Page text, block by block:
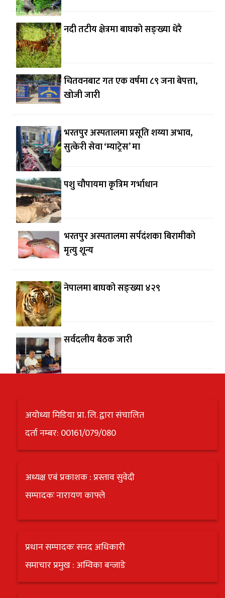
नदी तटीय क्षेत्रमा बाघको सङ्ख्या धेरै
चितवनबाट गत एक वर्षमा ८९ जना बेपत्ता,
खोजी जारी
भरतपुर अस्पतालमा प्रसूति शय्या अभाव,
सुत्केरी सेवा ‘म्याट्रेस’ मा
पशु चौपायमा कृत्रिम गर्भाधान
भरतपुर अस्पतालमा सर्पदंशका बिरामीको
मृत्यु शून्य
नेपालमा बाघको सङ्ख्या ४२९
सर्वदलीय बैठक जारी
अयोध्या मिडिया प्रा. लि. द्वारा संचालित
दर्ता नम्बर: 00161/079/080
अध्यक्ष एबं प्रकाशक : प्रस्ताव सुवेदी
सम्पादकः नारायण काफ्ले
प्रधान सम्पादकः सनद अधिकारी
समाचार प्रमुख : अम्विका बन्जाडे